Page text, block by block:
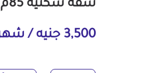
شقة سكنية 85م للايجار الشهرى بطنطا الغربية
3,500 جنيه / شهرياً